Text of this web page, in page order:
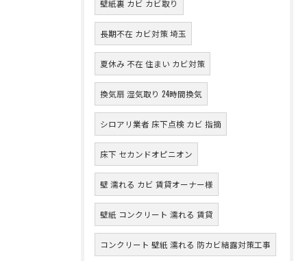
壁紙裏 カビ カビ取り
長期不在 カビ対策 埼玉
夏休み 不在 住まい カビ対策
換気扇 湿気取り 24時間換気
シロアリ業者 床下点検 カビ 指摘
床下 セカンドオピニオン
壁 濡れる カビ 賃貸オーナー様
壁紙 コンクリート 濡れる 賃貸
コンクリート 壁紙 濡れる 防カビ結露対策工事